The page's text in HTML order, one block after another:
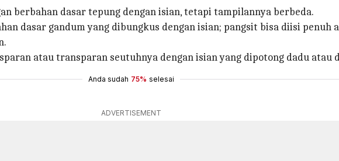
berbahan dasar tepung dengan isian, tetapi tampilannya berbeda.
dasar gandum yang dibungkus dengan isian; pangsit bisa diisi penuh
atau transparan seutuhnya dengan isian yang dipotong dadu atau
Anda sudah 75% selesai
ADVERTISEMENT